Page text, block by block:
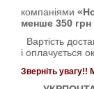
компаніями
менше 350 грн
Вартість
і оплачується
Зверніть увагу!!